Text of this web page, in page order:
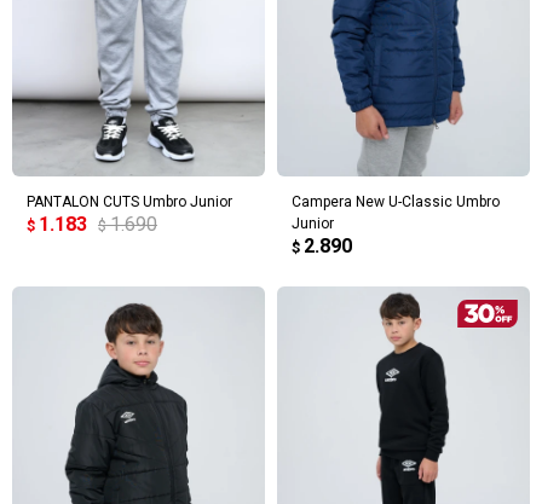
PANTALON CUTS Umbro Junior
$ 1.183 $ 1.690
Campera New U-Classic Umbro
Junior
$ 2.890